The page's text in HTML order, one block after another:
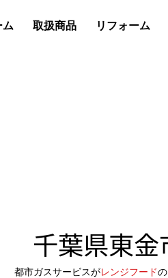
ム 取扱商品 リフォーム
千葉県東金
都市ガスサービスがレンジフード